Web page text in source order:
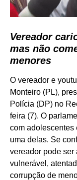
Vereador
mas não
menores
O vereador e
Monteiro (PL),
Polícia (DP) no
feira (7). O
com adolescentes
uma delas. Se
vereador pode ser
vulnerável,
corrupção de